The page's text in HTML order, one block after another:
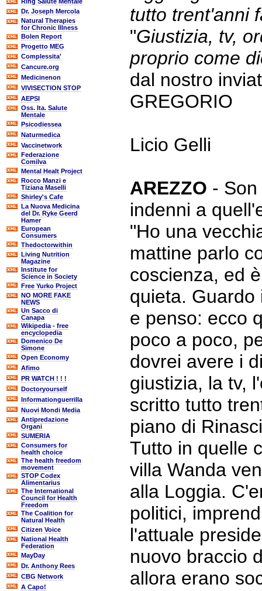
Dr. Joseph Mercola
Natural Therapies
for Chronic Illness
Bolen Report
Progetto MEG
Complessita'
Cancure.org
Medicinenon
VIVISECTION STOP
AEPSI
Oss. Ita. Salute
Mentale
Psicodiessea
Naturmedica
Vaccinetwork
Federazione
Comilva
Mental Healt Project
Rocco Manzi e
Tiziana Maselli
Shirley's Cafe
La Nuova Medicina
del Dr. Ryke Geerd
Hamer
European
Consumers
Thedoctorwithin
Living Nutrition
Magazine
Institute for
Science in Society
Free Yurko Project
NO MORE FAKE
NEWS
Un Sacco di
Canapa
Wikipedia - free
encyclopedia
Domenico De
Simone
Open Economy
Afimo
PR WATCH ! ! !
Doctoryourself
Informationguerrilla
Nuovi Mondi Media
Antipredazione
Organi
SUMERIA
Consumers for
health choice
The health freedom
movement
STOP Codex
Alimentarius
The International
Council for Health
Freedom
The Coalition for
Natural Health
Citizen Voice
National Health
Federation
MayDay
Dr. Anthony Rees
CBG Network
A Capo!
tutto trent'anni
"Giustizia, tv,
proprio come
dal nostro
GREGORIO
Licio Gelli
AREZZO -
indenni a
"Ho una
mattine parlo
coscienza, ed
quieta. Guardo
e penso: ecco
poco a poco,
dovrei avere i
giustizia, la tv,
scritto tutto
piano di
Tutto in quelle
villa Wanda
alla Loggia.
politici,
l'attuale
nuovo braccio
allora erano